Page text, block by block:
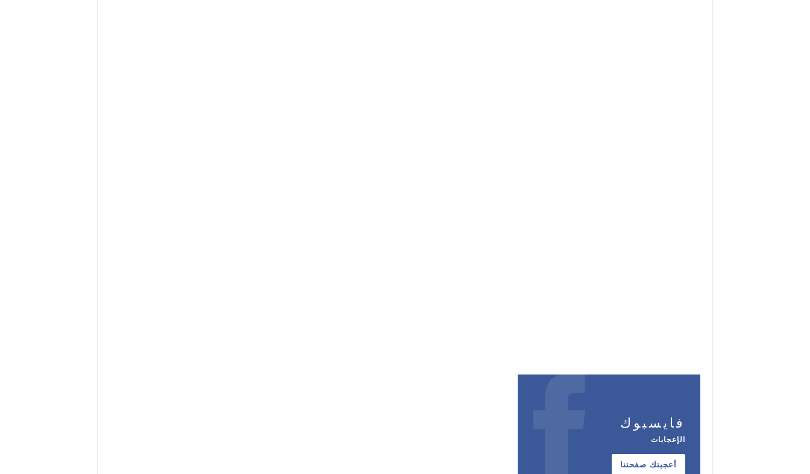
فايسبوك
الإعجابات
أعجبتك صفحتنا